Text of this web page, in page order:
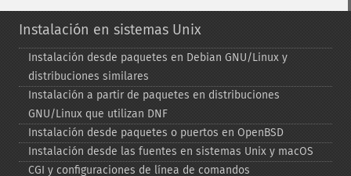
Instalación en sistemas Unix
Instalación desde paquetes en Debian GNU/Linux y
distribuciones similares
Instalación a partir de paquetes en distribuciones
GNU/Linux que utilizan DNF
Instalación desde paquetes o puertos en OpenBSD
Instalación desde las fuentes en sistemas Unix y macOS
CGI y configuraciones de línea de comandos